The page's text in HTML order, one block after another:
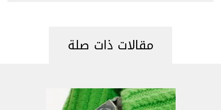
مقالات ذات صلة